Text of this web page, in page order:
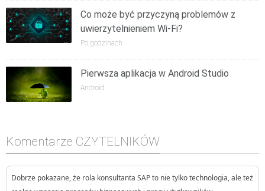
Co może być przyczyną problemów z
uwierzytelnieniem Wi-Fi?
Po godzinach
Pierwsza aplikacja w Android Studio
Android
Komentarze CZYTELNIKÓW
Dobrze pokazane, że rola konsultanta SAP to nie tylko technologia, ale też